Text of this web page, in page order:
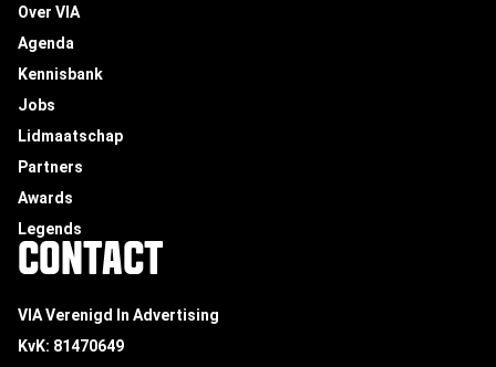
Over VIA
Agenda
Kennisbank
Jobs
Lidmaatschap
Partners
Awards
Legends
CONTACT
VIA Verenigd In Advertising
KvK: 81470649